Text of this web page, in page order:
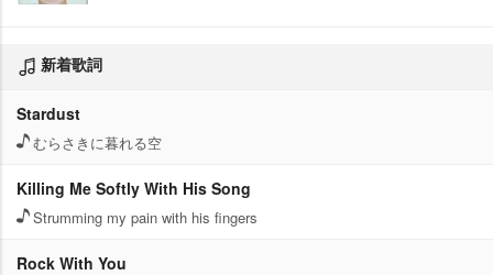
新着歌詞
Stardust
むらさきに暮れる空
Killing Me Softly With His Song
Strumming my pain with his fingers
Rock With You